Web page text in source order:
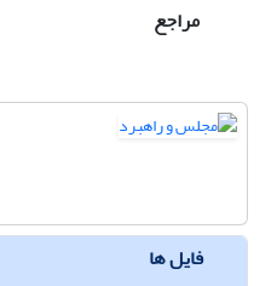
مراجع
فایل ها